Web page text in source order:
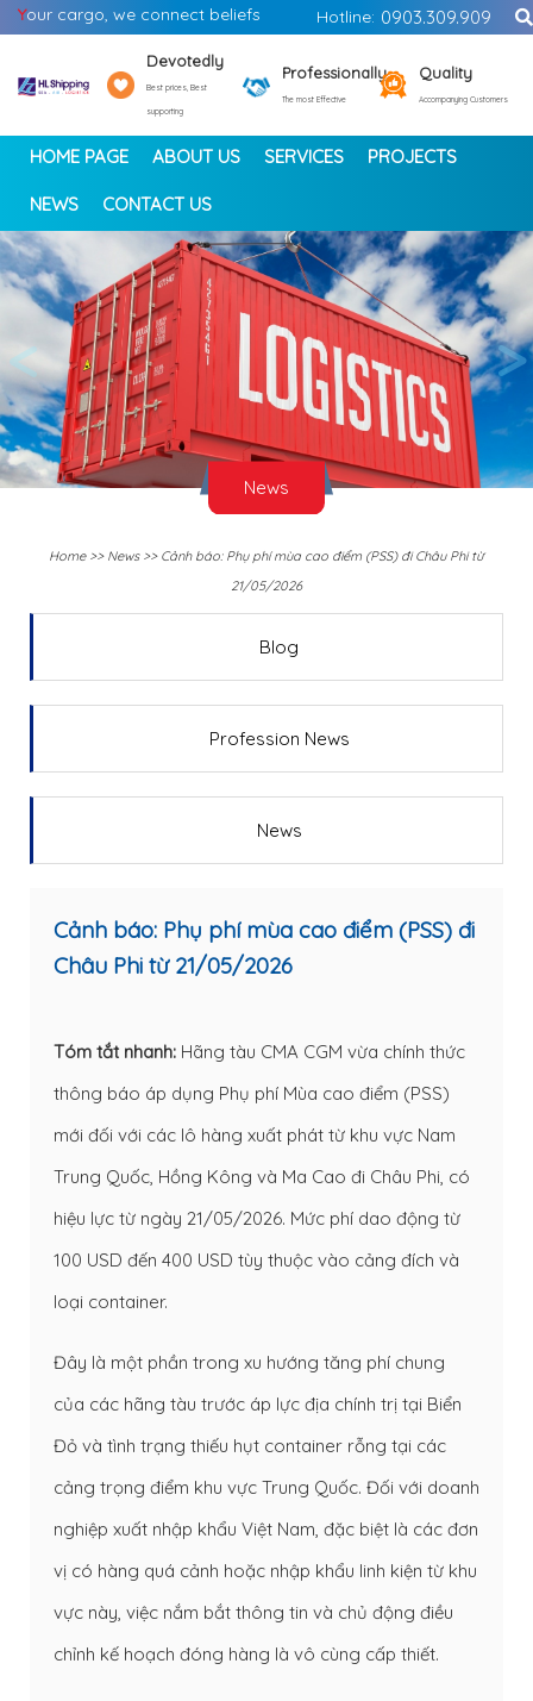
Your cargo, we connect beliefs Hotline: 0903.309.909
Devotedly
Best prices, Best
supporting
Professionally
The most Effective
Quality
Accompanying Customers
HOME PAGE ABOUT US SERVICES PROJECTS
NEWS CONTACT US
< >
News
Home>> News>> Cảnh báo: Phụ phí mùa cao điểm (PSS) đi Châu Phi từ
21/05/2026
Blog
Profession News
News
Cảnh báo: Phụ phí mùa cao điểm (PSS) đi
Châu Phi từ 21/05/2026
Tóm tắt nhanh: Hãng tàu CMA CGM vừa chính thức
thông báo áp dụng Phụ phí Mùa cao điểm (PSS)
mới đối với các lô hàng xuất phát từ khu vực Nam
Trung Quốc, Hồng Kông và Ma Cao đi Châu Phi, có
hiệu lực từ ngày 21/05/2026. Mức phí dao động từ
100 USD đến 400 USD tùy thuộc vào cảng đích và
loại container.
Đây là một phần trong xu hướng tăng phí chung
của các hãng tàu trước áp lực địa chính trị tại Biển
Đỏ và tình trạng thiếu hụt container rỗng tại các
cảng trọng điểm khu vực Trung Quốc. Đối với doanh
nghiệp xuất nhập khẩu Việt Nam, đặc biệt là các đơn
vị có hàng quá cảnh hoặc nhập khẩu linh kiện từ khu
vực này, việc nắm bắt thông tin và chủ động điều
chỉnh kế hoạch đóng hàng là vô cùng cấp thiết.